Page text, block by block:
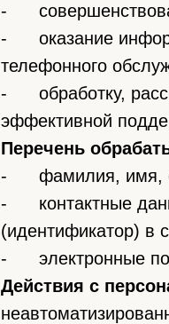
-
- оказание
телефонного
- обработку,
эффективной
Перечень
- фамилия, имя,
- контактные
(идентификатор) в
- электронные
Действия с